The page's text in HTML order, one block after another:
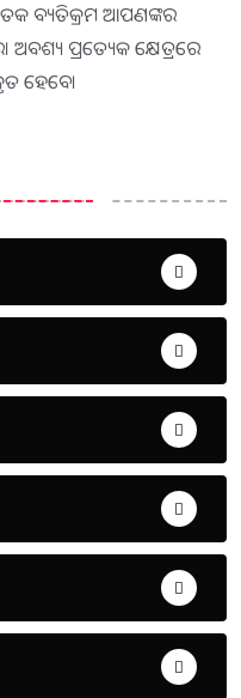
ବ୍ୟତିକ୍ରମ ଆପଣଙ୍କର
ପ୍ରତ୍ୟେକ କ୍ଷେତ୍ରରେ
ହେବେ।